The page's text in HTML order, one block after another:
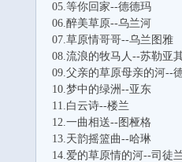
05.等你回家--德德玛
06.醉美草原--乌兰河
07.草原情哥哥--乌兰图雅
08.流浪的牧马人--苏勒亚
09.父亲的草原母亲的河--
10.梦中的绿洲--亚东
11.白云诗--楼兰
12.一曲相送--图桠格
13.天韵摇篮曲--哈琳
14.爱的草原情的河--司徒